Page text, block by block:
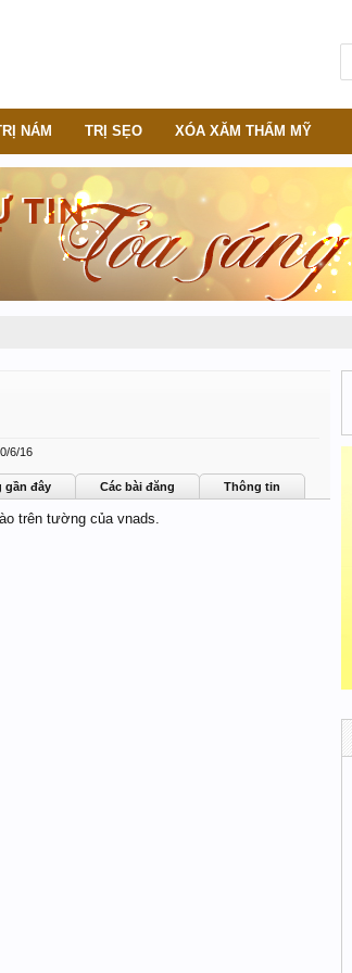
6/16
gần đây Các bài đăng Thông tin
trên tường của vnads.
NÁM TRỊ SẸO XÓA XĂM THẨM MỸ